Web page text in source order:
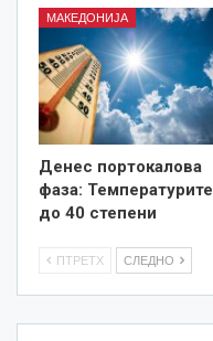
МАКЕДОНИЈА
Денес портокалова
фаза: Температурите
до 40 степени
ПТРЕТХ СЛЕДНО